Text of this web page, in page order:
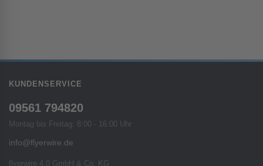
KUNDENSERVICE
09561 794820
Montag bis Freitag: 8:00 - 16:00 Uhr
info@flyerwire.de
flyerwire 4.0 GmbH & Co. KG